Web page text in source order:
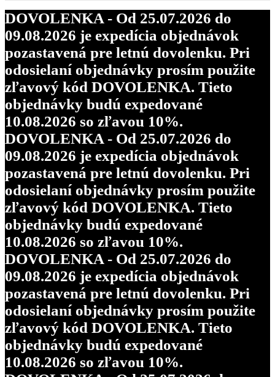
DOVOLENKA - Od 25.07.2026 do
09.08.2026 je expedícia objednávok
pozastavená pre letnú dovolenku. Pri
odosielaní objednávky prosím použite
zľavový kód DOVOLENKA. Tieto
objednávky budú expedované
10.08.2026 so zľavou 10%.
DOVOLENKA - Od 25.07.2026 do
09.08.2026 je expedícia objednávok
pozastavená pre letnú dovolenku. Pri
odosielaní objednávky prosím použite
zľavový kód DOVOLENKA. Tieto
objednávky budú expedované
10.08.2026 so zľavou 10%.
DOVOLENKA - Od 25.07.2026 do
09.08.2026 je expedícia objednávok
pozastavená pre letnú dovolenku. Pri
odosielaní objednávky prosím použite
zľavový kód DOVOLENKA. Tieto
objednávky budú expedované
10.08.2026 so zľavou 10%.